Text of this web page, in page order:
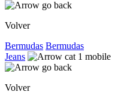
Volver
Bermudas Bermudas
Jeans
Volver